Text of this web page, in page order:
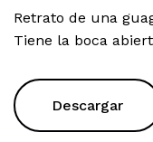
Retrato de una
Tiene la boca
Descargar